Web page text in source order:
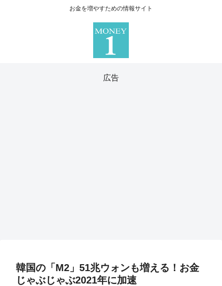
お金を増やすための情報サイト
広告
韓国の「M2」51兆ウォンも増える！お金
じゃぶじゃぶ2021年に加速